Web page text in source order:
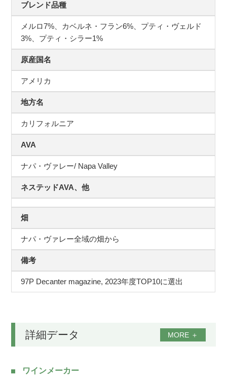
ブレンド品種
メルロ7%、カベルネ・フラン6%、プティ・ヴェルド
3%、プティ・シラー1%
原産国名
アメリカ
地方名
カリフォルニア
AVA
ナパ・ヴァレー/ Napa Valley
ネステッドAVA、他
畑
ナパ・ヴァレー全域の畑から
備考
97P Decanter magazine, 2023年度TOP10に選出
詳細データ MORE ＋
ワインメーカー